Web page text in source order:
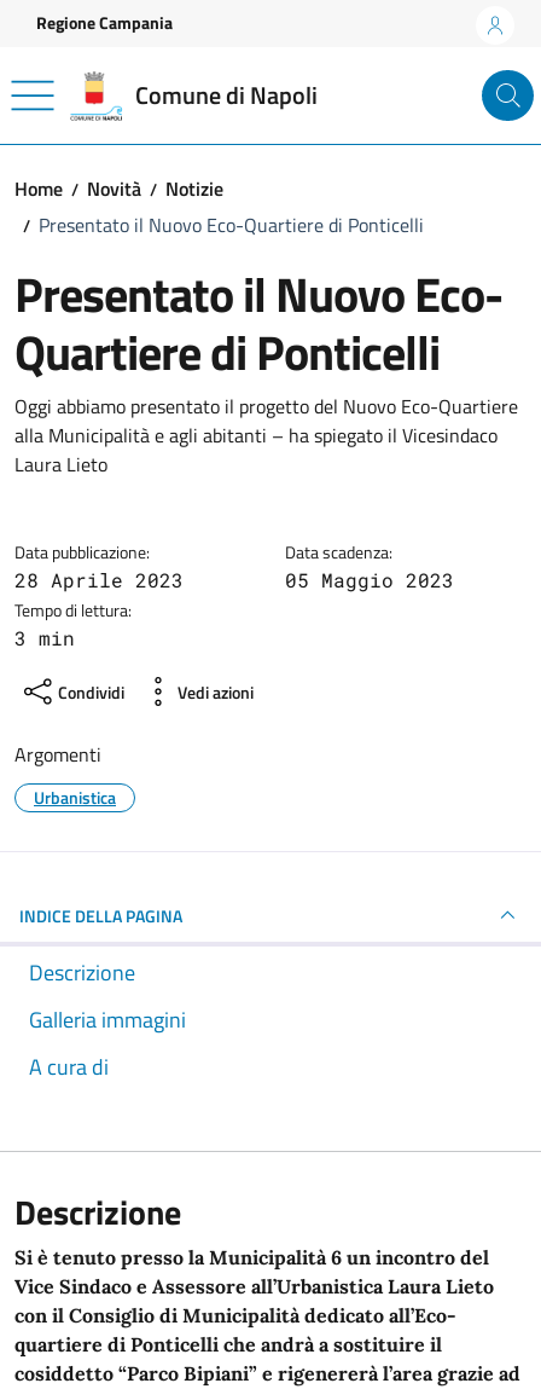
Vai ai contenuti
Vai al footer
Regione Campania
Comune di Napoli
Home Novità
Notizie
Presentato il Nuovo Eco-Quartiere di Ponticelli
Presentato il Nuovo Eco-
Quartiere di Ponticelli
Dettagli della notizia
Oggi abbiamo presentato il progetto del Nuovo Eco-Quartiere
alla Municipalità e agli abitanti – ha spiegato il Vicesindaco
Laura Lieto
Data pubblicazione:
28 Aprile 2023
Data scadenza:
05 Maggio 2023
Tempo di lettura:
3 min
Condividi Vedi azioni
Argomenti
Urbanistica
INDICE DELLA PAGINA
Descrizione
Galleria immagini
A cura di
Descrizione
Si è tenuto presso la Municipalità 6 un incontro del
Vice Sindaco e Assessore all’Urbanistica Laura Lieto
con il Consiglio di Municipalità dedicato all’Eco-
quartiere di Ponticelli che andrà a sostituire il
cosiddetto “Parco Bipiani” e rigenererà l’area grazie ad